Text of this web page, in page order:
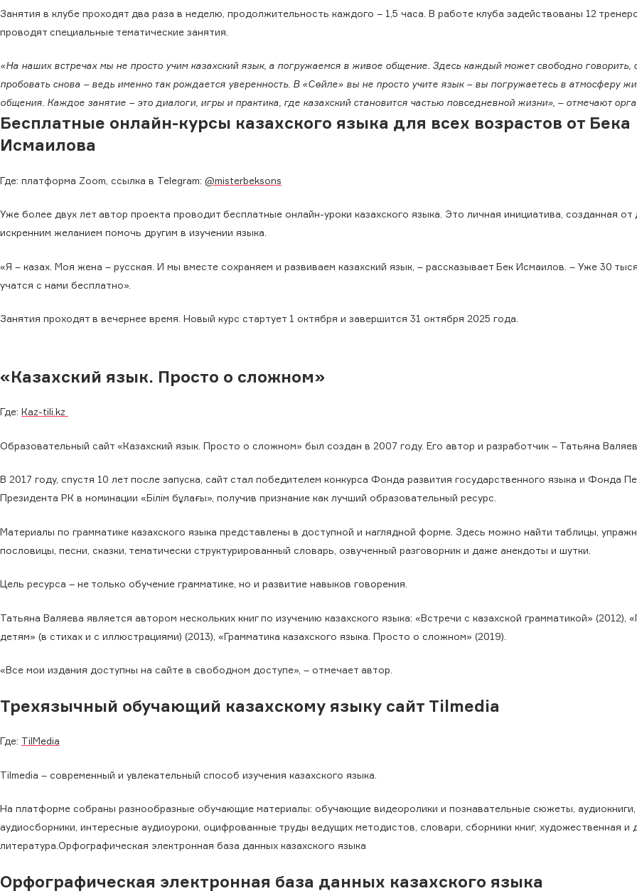
Занятия в клубе проходят два раза в неделю, продолжительность каждого – 1,5 часа. В работе клуба задействованы 12
проводят специальные тематические занятия.
«На наших встречах мы не просто учим казахский язык, а погружаемся в живое общение. Здесь каждый может свободно говорить,
пробовать снова – ведь именно так рождается уверенность. В «Сөйле» вы не просто учите язык – вы погружаетесь в атмосферу
общения. Каждое занятие – это диалоги, игры и практика, где казахский становится частью повседневной жизни», – отмечают
Бесплатные онлайн-курсы казахского языка для всех возрастов от Бека
Исмаилова
Где: платформа Zoom, ссылка в Telegram: @misterbeksons
Уже более двух лет автор проекта проводит бесплатные онлайн-уроки казахского языка. Это личная инициатива, созданная от
искренним желанием помочь другим в изучении языка.
«Я – казах. Моя жена – русская. И мы вместе сохраняем и развиваем казахский язык, – рассказывает Бек Исмаилов. – Уже 30
учатся с нами бесплатно».
Занятия проходят в вечернее время. Новый курс стартует 1 октября и завершится 31 октября 2025 года.
«Казахский язык. Просто о сложном»
Где: Кaz-tili.kz
Образовательный сайт «Казахский язык. Просто о сложном» был создан в 2007 году. Его автор и разработчик – Татьяна
В 2017 году, спустя 10 лет после запуска, сайт стал победителем конкурса Фонда развития государственного языка и Фонда
Президента РК в номинации «Білім бұлағы», получив признание как лучший образовательный ресурс.
Материалы по грамматике казахского языка представлены в доступной и наглядной форме. Здесь можно найти таблицы,
пословицы, песни, сказки, тематически структурированный словарь, озвученный разговорник и даже анекдоты и шутки.
Цель ресурса – не только обучение грамматике, но и развитие навыков говорения.
Татьяна Валяева является автором нескольких книг по изучению казахского языка: «Встречи с казахской грамматикой» (2012),
детям» (в стихах и с иллюстрациями) (2013), «Грамматика казахского языка. Просто о сложном» (2019).
«Все мои издания доступны на сайте в свободном доступе», – отмечает автор.
Трехязычный обучающий казахскому языку сайт Tilmedia
Где: TilMedia
Tilmedia – современный и увлекательный способ изучения казахского языка.
На платформе собраны разнообразные обучающие материалы: обучающие видеоролики и познавательные сюжеты, аудиокниги,
аудиосборники, интересные аудиоуроки, оцифрованные труды ведущих методистов, словари, сборники книг, художественная и
литература.Орфографическая электронная база данных казахского языка
Орфографическая электронная база данных казахского языка